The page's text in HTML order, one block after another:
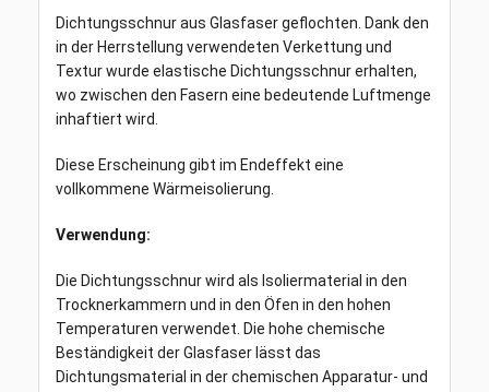
Menge
Dichtungsschnur aus Glasfaser geflochten. Dank den
in der Herrstellung verwendeten Verkettung und
Textur wurde elastische Dichtungsschnur erhalten,
wo zwischen den Fasern eine bedeutende Luftmenge
inhaftiert wird.
Diese Erscheinung gibt im Endeffekt eine
vollkommene Wärmeisolierung.
Verwendung:
Die Dichtungsschnur wird als Isoliermaterial in den
Trocknerkammern und in den Öfen in den hohen
Temperaturen verwendet. Die hohe chemische
Beständigkeit der Glasfaser lässt das
Dichtungsmaterial in der chemischen Apparatur- und